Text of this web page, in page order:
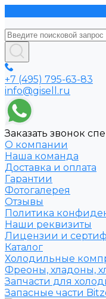
+7 (495) 795-63-83
info@gisell.ru
Заказать звонок
О компании
Наша команда
Доставка и оплата
Гарантии
Фотогалерея
Отзывы
Политика
Наши реквизиты
Лицензии и
Каталог
Холодильные
Фреоны, хладоны,
Запчасти для
Запасные части